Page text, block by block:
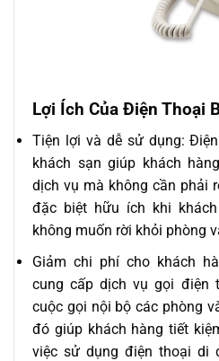
Lợi Ích Của Điện Thoại
Tiện lợi và dễ sử dụng:
khách sạn giúp khách
dịch vụ mà không cần phải
đặc biệt hữu ích khi
không muốn rời khỏi phòng
Giảm chi phí cho khách
cung cấp dịch vụ gọi điện
cuộc gọi nội bộ các phòng
đó giúp khách hàng tiết
việc sử dụng điện thoại di